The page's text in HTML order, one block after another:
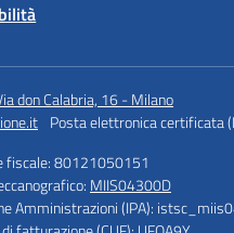
don Calabria, 16 - Milano
Posta elettronica certificata
fiscale: 80121050151
MIIS04300D
Amministrazioni (IPA):